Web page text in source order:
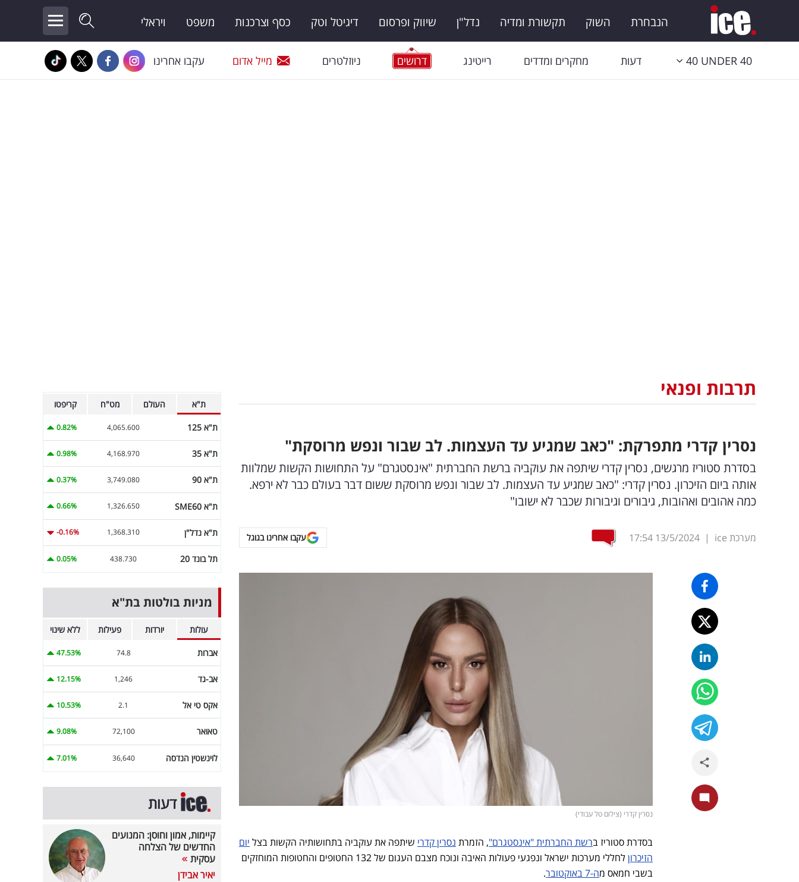
הנבחרת השוק תקשורת ומדיה נדל"ן שיווק ופרסום דיגיטל וטק כסף וצרכנות משפט ויראלי
40 UNDER 40 דעות מחקרים ומדדים רייטינג דרושים ניוזלטרים מייל אדום עקבו אחרינו
תרבות ופנאי
נסרין קדרי מתפרקת: "כאב שמגיע עד העצמות. לב שבור ונפש מרוסקת"
בסדרת סטוריז מרגשים, נסרין קדרי שיתפה את עוקביה ברשת החברתית "אינסטגרם" על התחושות הקשות שמלוות
אותה ביום הזיכרון. נסרין קדרי: "כאב שמגיע עד העצמות. לב שבור ונפש מרוסקת ששום דבר בעולם כבר לא ירפא.
כמה אהובים ואהובות, גיבורים וגיבורות שכבר לא ישובו"
מערכת ice |
13/5/2024
17:54 עקבו אחרינו בגוגל
נסרין קדרי (צילום טל עבודי)
בסדרת סטוריז ברשת החברתית "אינסטגרם", הזמרת נסרין קדרי שיתפה את עוקביה בתחושותיה הקשות בצל יום
הזיכרון
לחללי מערכות ישראל ונפגעי פעולות האיבה ונוכח מצבם העגום של 132 החטופים והחטופות המוחזקים
בשבי חמאס מה-7 באוקטובר .
ת"א העולם מט"ח קריפטו
ת"א 125 4,065.600
0.82%
ת"א 35 4,168.970
0.98%
ת"א 90 3,749.080
0.37%
ת"א SME60 1,326.650
0.66%
ת"א נדל"ן 1,368.310
-0.16%
תל בונד 20 438.730
0.05%
מניות בולטות בת"א
עולות יורדות פעילות ללא שינוי
אברות 74.8
47.53%
אב-גד 1,246
12.15%
אקס טי אל 2.1
10.53%
טאואר 72,100
9.08%
לוינשטין הנדסה 36,640
7.01%
דעות
קיימות, אמון וחוסן: המנועים
החדשים של הצלחה
עסקית
יאיר אבידן